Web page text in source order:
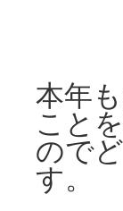
本年
こと
ので
す。